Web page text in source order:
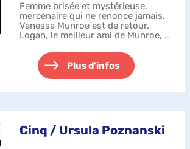
Femme brisée et mystérieuse,
mercenaire qui ne renonce jamais,
Vanessa Munroe est de retour.
Logan, le meilleur ami de Munroe, a
fille d'une de ses connaissances, a
été enlevée par la secte des ...
Plus d'infos
Cinq / Ursula Poznanski